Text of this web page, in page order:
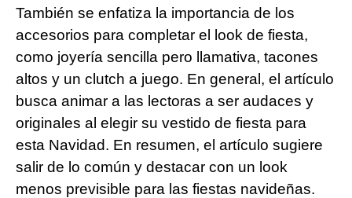
También se enfatiza la importancia de los
accesorios para completar el look de fiesta,
como joyería sencilla pero llamativa, tacones
altos y un clutch a juego. En general, el artículo
busca animar a las lectoras a ser audaces y
originales al elegir su vestido de fiesta para
esta Navidad. En resumen, el artículo sugiere
salir de lo común y destacar con un look
menos previsible para las fiestas navideñas.